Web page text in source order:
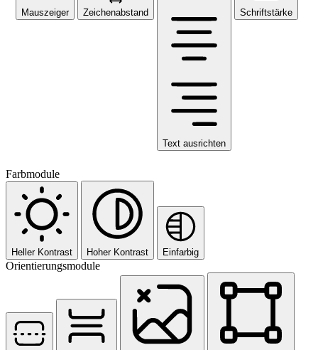
Mauszeiger Zeichenabstand
Text ausrichten
Schriftstärke
Farbmodule
Heller Kontrast Hoher Kontrast Einfarbig
Orientierungsmodule